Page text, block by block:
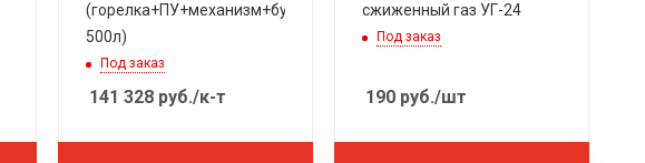
(горелка+ПУ+механизм+бункер
500л)
Под заказ
141 328руб./к-т
сжиженный газ УГ-24
Под заказ
190руб./шт